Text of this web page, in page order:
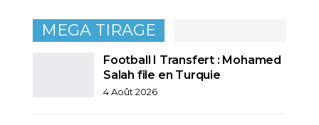
MEGA TIRAGE
Football I Transfert : Mohamed
Salah file en Turquie
4 Août 2026